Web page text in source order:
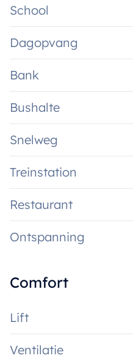
School
Dagopvang
Bank
Bushalte
Snelweg
Treinstation
Restaurant
Ontspanning
Comfort
Lift
Ventilatie